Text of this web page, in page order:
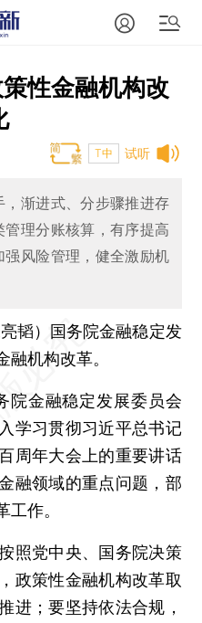
性金融机构改
试听
T中
渐进式、分步骤推进存
理分账核算，有序提高
风险管理，健全激励机
韬） 国务院金融稳定发
融机构改革。
金融稳定发展委员会
入学习贯彻习近平总书记
周年大会上的重要讲话
融领域的重点问题，部
作。
党中央、国务院决策
政策性金融机构改革取
进；要坚持依法合规，